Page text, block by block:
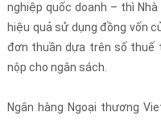
nghiệp quốc doanh – thì
hiệu quả sử dụng đồng vốn
đơn thuần dựa trên số thuế
nộp cho ngân sách.
Ngân hàng Ngoại thương